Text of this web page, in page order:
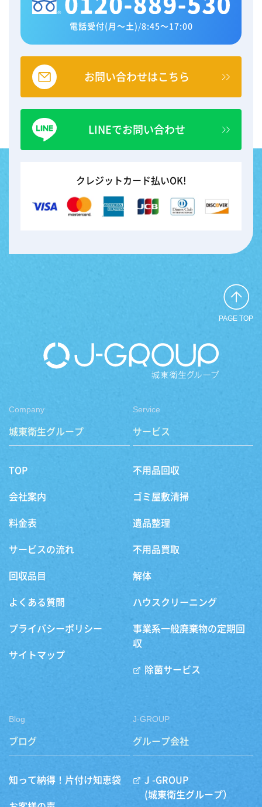
電話受付(月～土) /8:45～17:00
お問い合わせはこちら
LINEでお問い合わせ
クレジットカード払いOK!
PAGE TOP
Company
城東衛生グループ
TOP
会社案内
料金表
サービスの流れ
回収品目
よくある質問
プライバシーポリシー
サイトマップ
Service
サービス
不用品回収
ゴミ屋敷清掃
遺品整理
不用品買取
解体
ハウスクリーニング
事業系一般廃棄物の定期回
収
除菌サービス
Blog
ブログ
知って納得！片付け知恵袋
J-GROUP
グループ会社
J -GROUP
(城東衛生グループ）